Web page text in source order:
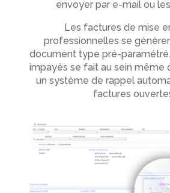
envoyer par e-mail ou
Les factures de mise
professionnelles se
document type pré-
impayés se fait au sein même
un système de rappel
factures